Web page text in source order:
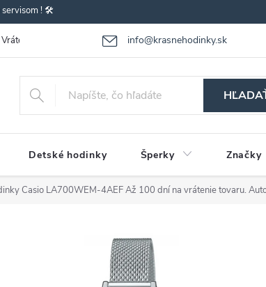
servisom ! 🛠️
info@krasnehodinky.sk
Vrátenie-výmena tovaru Reklamácia tovaru Obchodné
Detské hodinky Šperky Značky
Casio LA700WEM-4AEFAž 100 dní na vrátenie tovaru.